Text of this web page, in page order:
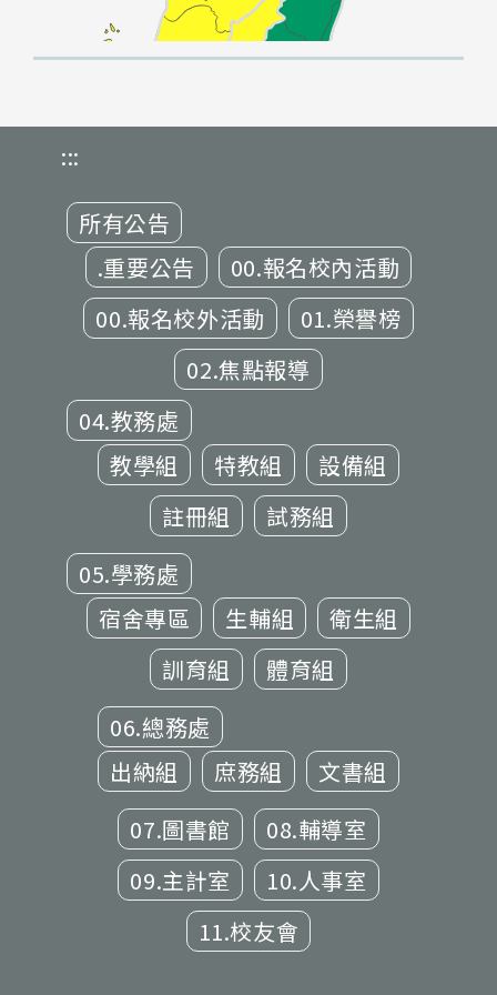
:::
所有公告
.重要公告
00.報名校內活動
00.報名校外活動
01.榮譽榜
02.焦點報導
04.教務處
教學組
特教組
設備組
註冊組
試務組
05.學務處
宿舍專區
生輔組
衛生組
訓育組
體育組
06.總務處
出納組
庶務組
文書組
07.圖書館
08.輔導室
09.主計室
10.人事室
11.校友會